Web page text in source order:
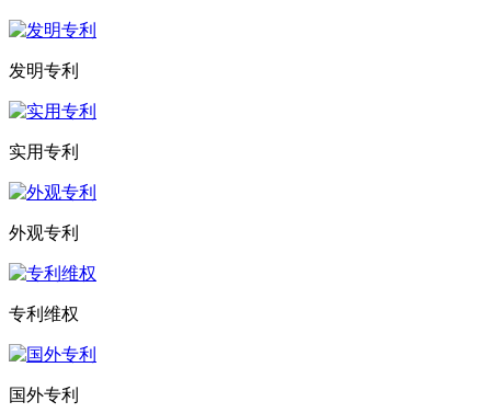
发明专利
实用专利
外观专利
专利维权
国外专利